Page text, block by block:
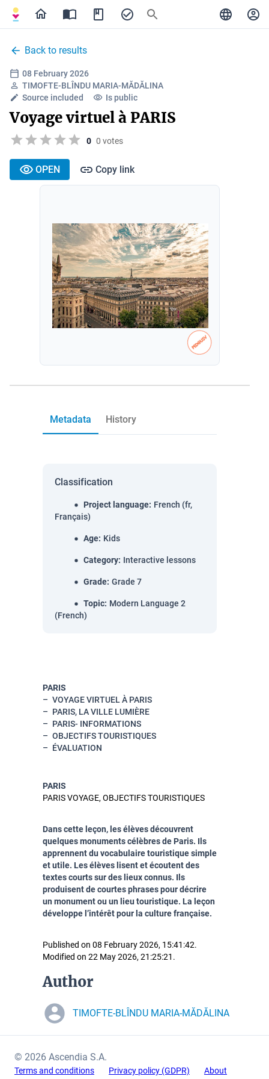
Back to results
08 February 2026
TIMOFTE-BLÎNDU MARIA-MĂDĂLINA
Source included
Is public
Voyage virtuel à PARIS
0 0 votes
OPEN Copy link
Metadata History
Classification
Project language: French (fr,
Français)
Age: Kids
Category: Interactive lessons
Grade: Grade 7
Topic: Modern Language 2
(French)
PARIS
VOYAGE VIRTUEL À PARIS
PARIS, LA VILLE LUMIÈRE
PARIS- INFORMATIONS
OBJECTIFS TOURISTIQUES
ÉVALUATION
PARIS
PARIS VOYAGE, OBJECTIFS TOURISTIQUES
Dans cette leçon, les élèves découvrent
quelques monuments célèbres de Paris. Ils
apprennent du vocabulaire touristique simple
et utile. Les élèves lisent et écoutent des
textes courts sur des lieux connus. Ils
produisent de courtes phrases pour décrire
un monument ou un lieu touristique. La leçon
développe l’intérêt pour la culture française.
Published on 08 February 2026, 15:41:42.
Modified on 22 May 2026, 21:25:21.
Author
TIMOFTE-BLÎNDU MARIA-MĂDĂLINA
© 2026 Ascendia S.A.
Terms and conditions Privacy policy (GDPR) About